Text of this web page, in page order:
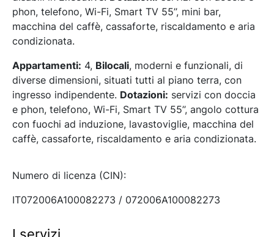
phon, telefono, Wi-Fi, Smart TV 55’’, mini bar,
macchina del caffè, cassaforte, riscaldamento e aria
condizionata.
Appartamenti: 4, Bilocali, moderni e funzionali, di
diverse dimensioni, situati tutti al piano terra, con
ingresso indipendente. Dotazioni: servizi con doccia
e phon, telefono, Wi-Fi, Smart TV 55’’, angolo cottura
con fuochi ad induzione, lavastoviglie, macchina del
caffè, cassaforte, riscaldamento e aria condizionata.
Numero di licenza (CIN):
IT072006A100082273 / 072006A100082273
I servizi